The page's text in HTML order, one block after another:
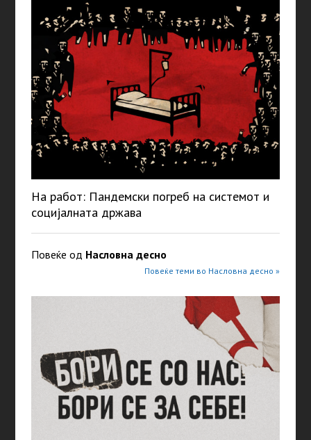
На работ: Пандемски погреб на системот и
социјалната држава
Повеќе од Насловна десно
Повеќе теми во Насловна десно »